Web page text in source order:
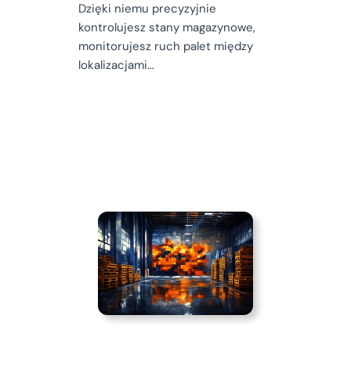
Dzięki niemu precyzyjnie
kontrolujesz stany magazynowe,
monitorujesz ruch palet między
lokalizacjami…